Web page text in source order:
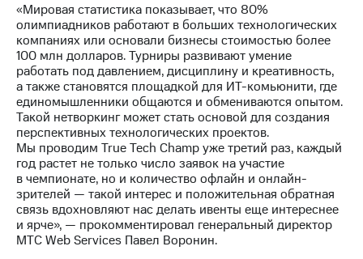
«Мировая статистика показывает, что 80%
олимпиадников работают в больших технологических
компаниях или основали бизнесы стоимостью более
100 млн долларов. Турниры развивают умение
работать под давлением, дисциплину и креативность,
а также становятся площадкой для ИТ-комьюнити, где
единомышленники общаются и обмениваются опытом.
Такой нетворкинг может стать основой для создания
перспективных технологических проектов.
Мы проводим True Tech Champ уже третий раз, каждый
год растет не только число заявок на участие
в чемпионате, но и количество офлайн и онлайн-
зрителей — такой интерес и положительная обратная
связь вдохновляют нас делать ивенты еще интереснее
и ярче», — прокомментировал генеральный директор
МТС Web Services Павел Воронин.